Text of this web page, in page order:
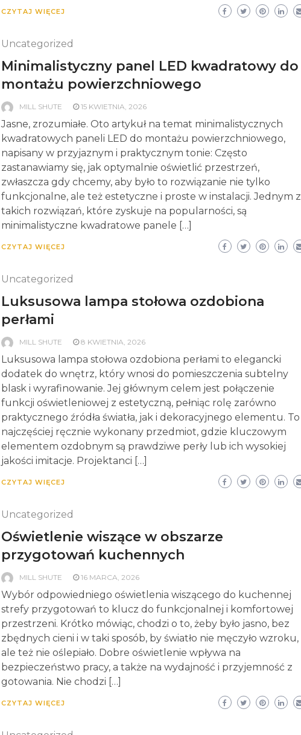
CZYTAJ WIĘCEJ
Uncategorized
Minimalistyczny panel LED kwadratowy do
montażu powierzchniowego
MILL SHUTE 15 KWIETNIA, 2026
Jasne, zrozumiałe. Oto artykuł na temat minimalistycznych
kwadratowych paneli LED do montażu powierzchniowego,
napisany w przyjaznym i praktycznym tonie: Często
zastanawiamy się, jak optymalnie oświetlić przestrzeń,
zwłaszcza gdy chcemy, aby było to rozwiązanie nie tylko
funkcjonalne, ale też estetyczne i proste w instalacji. Jednym z
takich rozwiązań, które zyskuje na popularności, są
minimalistyczne kwadratowe panele […]
CZYTAJ WIĘCEJ
Uncategorized
Luksusowa lampa stołowa ozdobiona
perłami
MILL SHUTE 8 KWIETNIA, 2026
Luksusowa lampa stołowa ozdobiona perłami to elegancki
dodatek do wnętrz, który wnosi do pomieszczenia subtelny
blask i wyrafinowanie. Jej głównym celem jest połączenie
funkcji oświetleniowej z estetyczną, pełniąc rolę zarówno
praktycznego źródła światła, jak i dekoracyjnego elementu. To
najczęściej ręcznie wykonany przedmiot, gdzie kluczowym
elementem ozdobnym są prawdziwe perły lub ich wysokiej
jakości imitacje. Projektanci […]
CZYTAJ WIĘCEJ
Uncategorized
Oświetlenie wiszące w obszarze
przygotowań kuchennych
MILL SHUTE 16 MARCA, 2026
Wybór odpowiedniego oświetlenia wiszącego do kuchennej
strefy przygotowań to klucz do funkcjonalnej i komfortowej
przestrzeni. Krótko mówiąc, chodzi o to, żeby było jasno, bez
zbędnych cieni i w taki sposób, by światło nie męczyło wzroku,
ale też nie oślepiało. Dobre oświetlenie wpływa na
bezpieczeństwo pracy, a także na wydajność i przyjemność z
gotowania. Nie chodzi […]
CZYTAJ WIĘCEJ